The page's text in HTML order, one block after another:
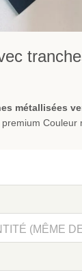
métallisées
Couleur
(MÊME